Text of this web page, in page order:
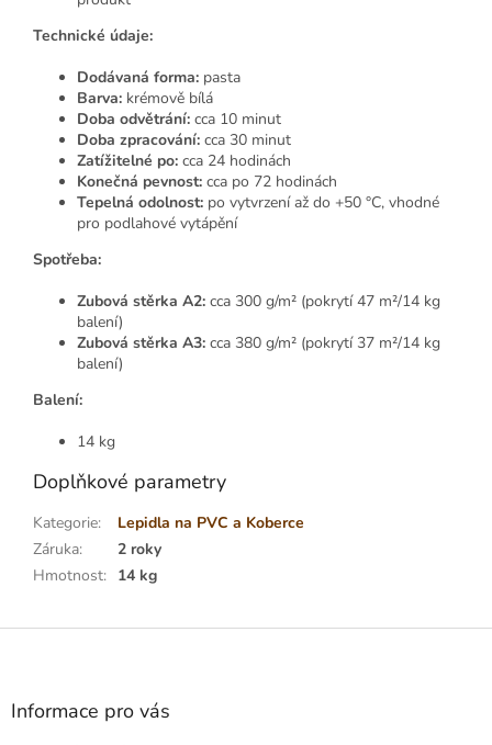
Technické údaje:
Dodávaná forma: pasta
Barva: krémově bílá
Doba odvětrání: cca 10 minut
Doba zpracování: cca 30 minut
Zatížitelné po: cca 24 hodinách
Konečná pevnost: cca po 72 hodinách
Tepelná odolnost: po vytvrzení až do +50 °C, vhodné
pro podlahové vytápění
Spotřeba:
Zubová stěrka A2: cca 300 g/m² (pokrytí 47 m²/14 kg
balení)
Zubová stěrka A3: cca 380 g/m² (pokrytí 37 m²/14 kg
balení)
Balení:
14 kg
Doplňkové parametry
Kategorie:
Lepidla na PVC a Koberce
Záruka:
2 roky
Hmotnost: 14 kg
Z
Informace pro vás